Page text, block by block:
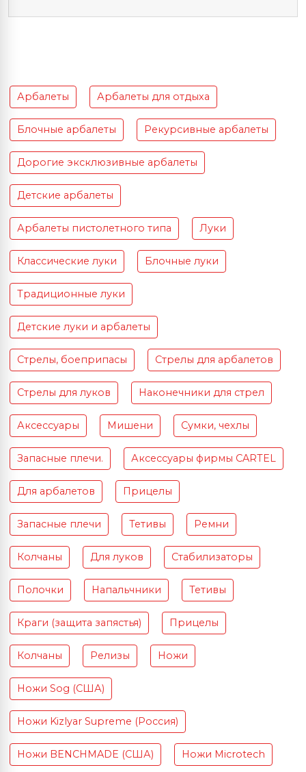
Арбалеты Арбалеты для отдыха
Блочные арбалеты Рекурсивные арбалеты
Дорогие эксклюзивные арбалеты
Детские арбалеты
Арбалеты пистолетного типа Луки
Классические луки Блочные луки
Традиционные луки
Детские луки и арбалеты
Стрелы, боеприпасы Стрелы для арбалетов
Стрелы для луков Наконечники для стрел
Аксессуары Мишени Сумки, чехлы
Запасные плечи. Аксессуары фирмы CARTEL
Для арбалетов Прицелы
Запасные плечи Тетивы Ремни
Колчаны Для луков Стабилизаторы
Полочки Напальчники Тетивы
Краги (защита запястья) Прицелы
Колчаны Релизы Ножи
Ножи Sog (США)
Ножи Kizlyar Supreme (Россия)
Ножи BENCHMADE (США) Ножи Microtech